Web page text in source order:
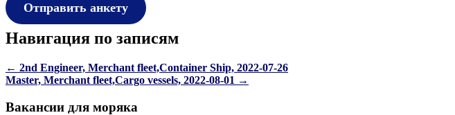
Отправить анкету
Навигация по записям
← 2nd Engineer, Merchant fleet,Container Ship, 2022-07-26
Master, Merchant fleet,Cargo vessels, 2022-08-01 →
Вакансии для моряка